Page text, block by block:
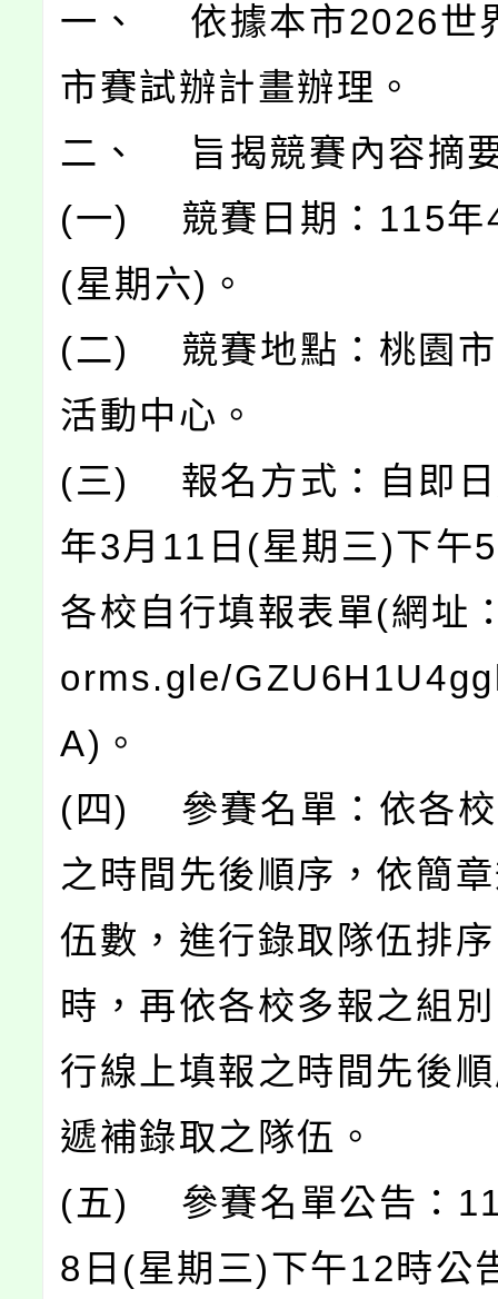
一、 依據本市2026世
市賽試辦計畫辦理。
二、 旨揭競賽內容摘
(一) 競賽日期：115年
(星期六)。
(二) 競賽地點：桃園市
活動中心。
(三) 報名方式：自即
年3月11日(星期三)下午
各校自行填報表單(網址
orms.gle/
A)。
(四) 參賽名單：依各校
之時間先後順序，依簡
伍數，進行錄取隊伍排
時，再依各校多報之組
行線上填報之時間先後
遞補錄取之隊伍。
(五) 參賽名單公告：
8日(星期三)下午12時公